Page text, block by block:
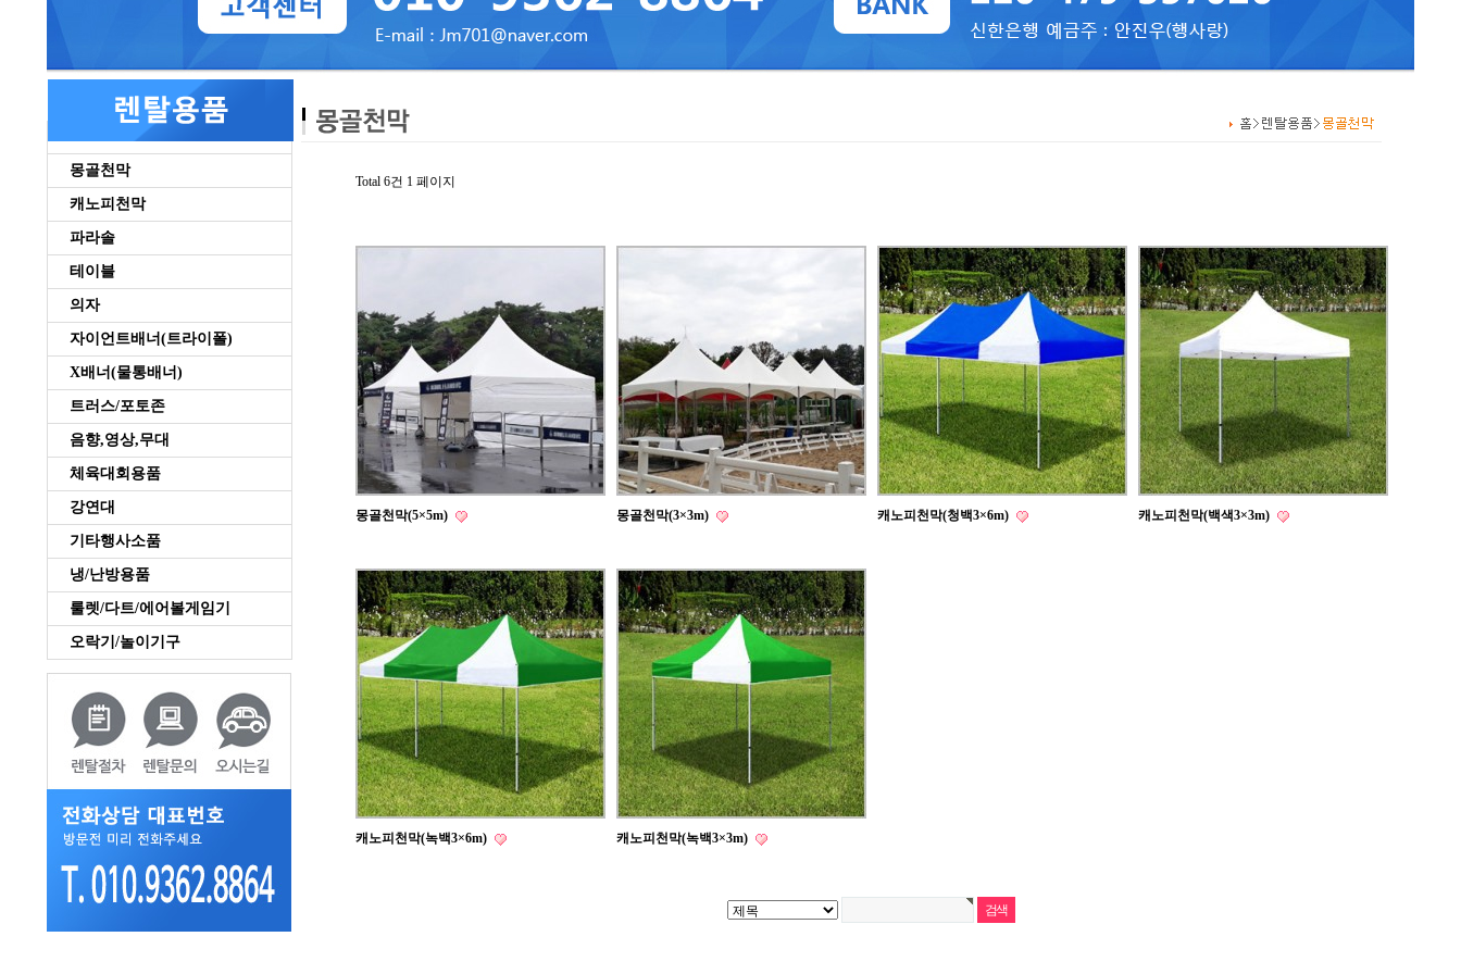
몽골천막
캐노피천막
파라솔
테이블
의자
자이언트배너(트라이폴)
X배너(물통배너)
트러스/포토존
음향,영상,무대
체육대회용품
강연대
기타행사소품
냉/난방용품
룰렛/다트/에어볼게임기
오락기/놀이기구
Total 6건 1 페이지
몽골천막(5×5m) 몽골천막(3×3m) 캐노피천막(청백3×6m) 캐노피천막(백색3×3m)
캐노피천막(녹백3×6m) 캐노피천막(녹백3×3m)